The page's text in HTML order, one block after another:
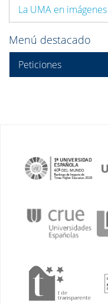
La UMA en imágenes
Menú destacado
Peticiones